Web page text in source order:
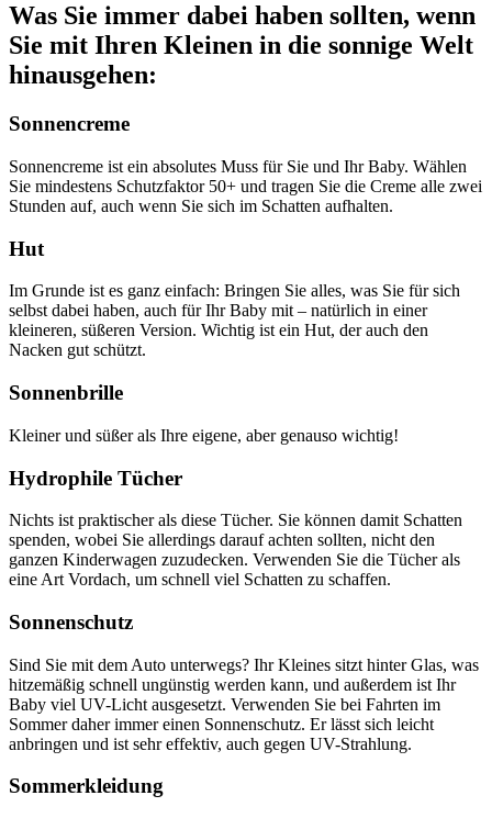
Was Sie immer dabei haben sollten, wenn
Sie mit Ihren Kleinen in die sonnige Welt
hinausgehen:
Sonnencreme
Sonnencreme ist ein absolutes Muss für Sie und Ihr Baby. Wählen
Sie mindestens Schutzfaktor 50+ und tragen Sie die Creme alle zwei
Stunden auf, auch wenn Sie sich im Schatten aufhalten.
Hut
Im Grunde ist es ganz einfach: Bringen Sie alles, was Sie für sich
selbst dabei haben, auch für Ihr Baby mit – natürlich in einer
kleineren, süßeren Version. Wichtig ist ein Hut, der auch den
Nacken gut schützt.
Sonnenbrille
Kleiner und süßer als Ihre eigene, aber genauso wichtig!
Hydrophile Tücher
Nichts ist praktischer als diese Tücher. Sie können damit Schatten
spenden, wobei Sie allerdings darauf achten sollten, nicht den
ganzen Kinderwagen zuzudecken. Verwenden Sie die Tücher als
eine Art Vordach, um schnell viel Schatten zu schaffen.
Sonnenschutz
Sind Sie mit dem Auto unterwegs? Ihr Kleines sitzt hinter Glas, was
hitzemäßig schnell ungünstig werden kann, und außerdem ist Ihr
Baby viel UV-Licht ausgesetzt. Verwenden Sie bei Fahrten im
Sommer daher immer einen Sonnenschutz. Er lässt sich leicht
anbringen und ist sehr effektiv, auch gegen UV-Strahlung.
Sommerkleidung